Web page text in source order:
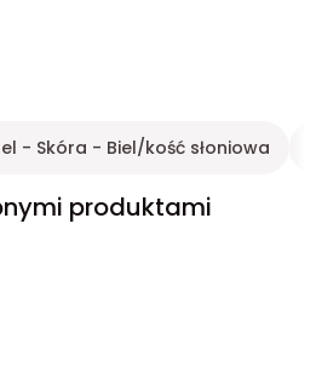
- Skóra - Biel/kość słoniowa
produktami